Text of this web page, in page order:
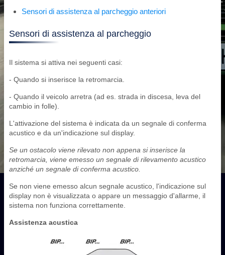
Sensori di assistenza al parcheggio anteriori
Sensori di assistenza al parcheggio
Il sistema si attiva nei seguenti casi:
- Quando si inserisce la retromarcia.
- Quando il veicolo arretra (ad es. strada in discesa, leva del
cambio in folle).
L'attivazione del sistema è indicata da un segnale di conferma
acustico e da un'indicazione sul display.
Se un ostacolo viene rilevato non appena si inserisce la
retromarcia, viene emesso un segnale di rilevamento acustico
anziché un segnale di conferma acustico.
Se non viene emesso alcun segnale acustico, l'indicazione sul
display non è visualizzata o appare un messaggio d'allarme, il
sistema non funziona correttamente.
Assistenza acustica